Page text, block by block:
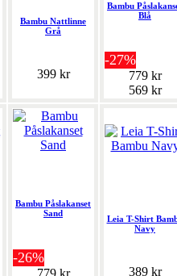
Bambu Nattlinne
Grå
399 kr
Bambu
Blå
-27%
779 kr
569 kr
Bambu Påslakanset
Sand
-26%
Leia T-Shirt
Navy
389 kr